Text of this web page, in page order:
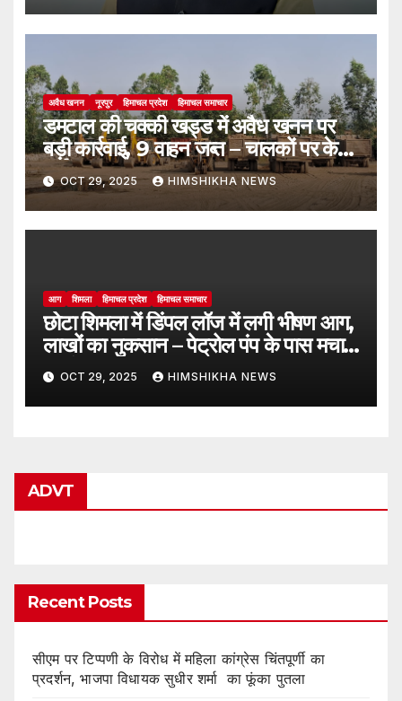
अवैध खनन नूरपुर हिमाचल प्रदेश हिमाचल समाचार
डमटाल की चक्की खड्ड में अवैध खनन पर
बड़ी कार्रवाई, 9 वाहन जब्त – चालकों पर केस
दर्जOCT 29, 2025 HIMSHIKHA NEWS
आग शिमला हिमाचल प्रदेश हिमाचल समाचार
छोटा शिमला में डिंपल लॉज में लगी भीषण आग,
लाखों का नुकसान – पेट्रोल पंप के पास मचा
हड़कंप
OCT 29, 2025 HIMSHIKHA NEWS
ADVT
Recent Posts
सीएम पर टिप्पणी के विरोध में महिला कांग्रेस चिंतपूर्णी का
प्रदर्शन, भाजपा विधायक सुधीर शर्मा का फूंका पुतला